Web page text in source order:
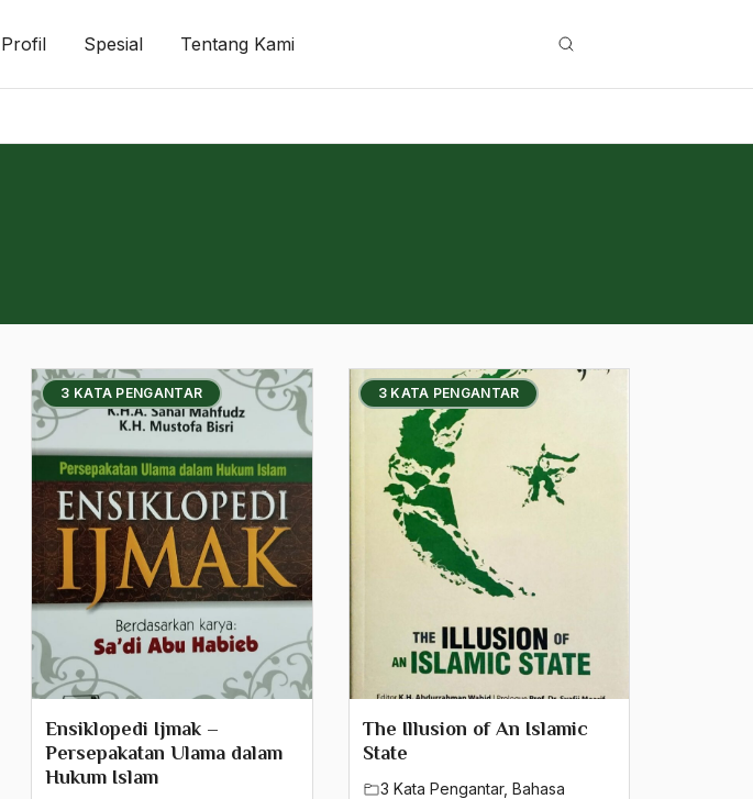
Profil Spesial Tentang Kami
3 KATA PENGANTAR
Ensiklopedi Ijmak –
Persepakatan Ulama dalam
Hukum Islam
3 KATA PENGANTAR
The Illusion of An Islamic
State
3 Kata Pengantar, Bahasa